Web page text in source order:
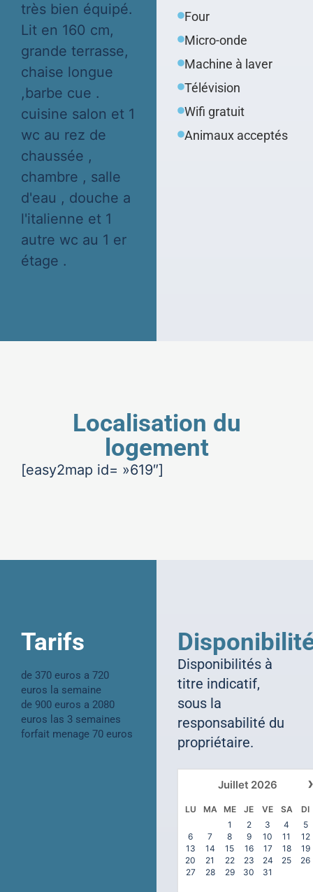
très bien équipé.
Lit en 160 cm,
grande terrasse,
chaise longue
,barbe cue .
cuisine salon et 1
wc au rez de
chaussée ,
chambre , salle
d'eau , douche a
l'italienne et 1
autre wc au 1 er
étage .
Four
Micro-onde
Machine à laver
Télévision
Wifi gratuit
Animaux acceptés
Localisation du
logement
[easy2map id= »619″]
Disponibilités à
titre indicatif,
sous la
responsabilité du
propriétaire.
›
Juillet 2026
LU MA ME JE VE SA
DI
1
2 3 4
5
6
7 8 9 10 11
12
13
14 15 16 17 18
19
20
21 22 23 24 25
26
27
28 29 30 31
Tarifs
de 370 euros a 720
euros la semaine
de 900 euros a 2080
euros las 3 semaines
forfait menage 70 euros